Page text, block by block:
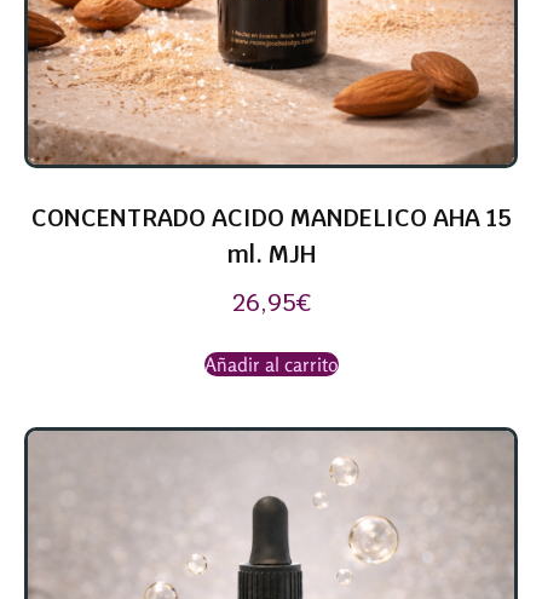
CONCENTRADO ACIDO MANDELICO AHA 15
ml. MJH
26,95€
Añadir al carrito